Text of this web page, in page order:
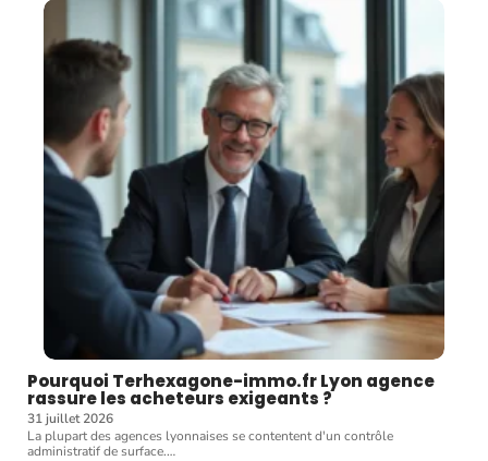
Pourquoi Terhexagone-immo.fr Lyon agence
rassure les acheteurs exigeants ?
31 juillet 2026
La plupart des agences lyonnaises se contentent d'un contrôle
administratif de surface.…